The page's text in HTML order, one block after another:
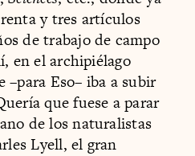
y tres artículos
de trabajo de campo
en el archipiélago
–para Eso– iba a subir
que fuese a parar
de los naturalistas
Lyell, el gran